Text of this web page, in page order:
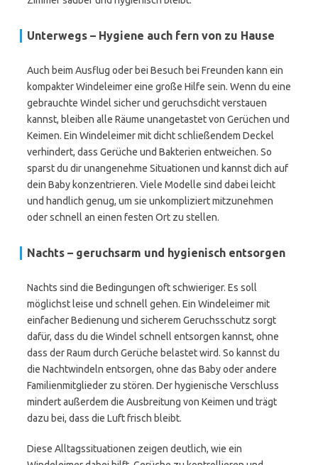
Unterwegs – Hygiene auch fern von zu Hause
Auch beim Ausflug oder bei Besuch bei Freunden kann ein
kompakter Windeleimer eine große Hilfe sein. Wenn du eine
gebrauchte Windel sicher und geruchsdicht verstauen
kannst, bleiben alle Räume unangetastet von Gerüchen und
Keimen. Ein Windeleimer mit dicht schließendem Deckel
verhindert, dass Gerüche und Bakterien entweichen. So
sparst du dir unangenehme Situationen und kannst dich auf
dein Baby konzentrieren. Viele Modelle sind dabei leicht
und handlich genug, um sie unkompliziert mitzunehmen
oder schnell an einen festen Ort zu stellen.
Nachts – geruchsarm und hygienisch entsorgen
Nachts sind die Bedingungen oft schwieriger. Es soll
möglichst leise und schnell gehen. Ein Windeleimer mit
einfacher Bedienung und sicherem Geruchsschutz sorgt
dafür, dass du die Windel schnell entsorgen kannst, ohne
dass der Raum durch Gerüche belastet wird. So kannst du
die Nachtwindeln entsorgen, ohne das Baby oder andere
Familienmitglieder zu stören. Der hygienische Verschluss
mindert außerdem die Ausbreitung von Keimen und trägt
dazu bei, dass die Luft frisch bleibt.
Diese Alltagssituationen zeigen deutlich, wie ein